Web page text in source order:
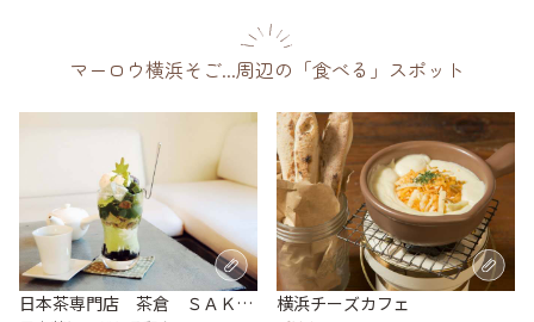
マーロウ横浜そご...周辺の「食べる」スポット
日本茶専門店 茶倉 ＳＡＫＵ
横浜チーズカフェ